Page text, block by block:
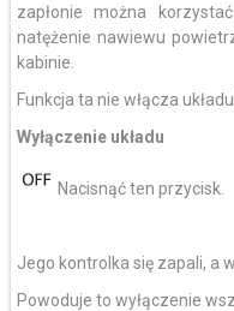
zapłonie można
natężenie nawiewu
kabinie.
Funkcja ta nie włącza
Wyłączenie układu
Nacisnąć ten przycisk.
Jego kontrolka się zapali, a
Powoduje to wyłączenie